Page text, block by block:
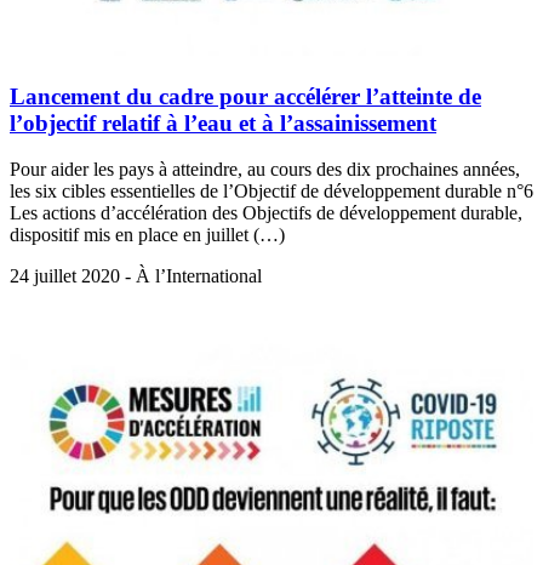
Lancement du cadre pour accélérer l’atteinte de
l’objectif relatif à l’eau et à l’assainissement
Pour aider les pays à atteindre, au cours des dix prochaines années,
les six cibles essentielles de l’Objectif de développement durable n°6
Les actions d’accélération des Objectifs de développement durable,
dispositif mis en place en juillet (…)
24 juillet 2020 - À l’International